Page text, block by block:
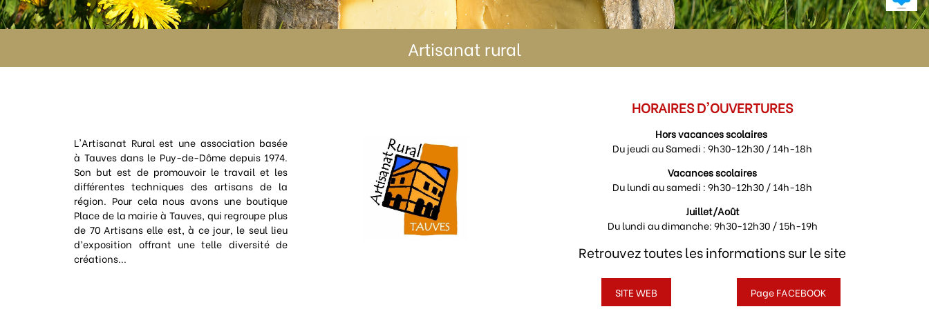
Artisanat rural
L'Artisanat Rural est une association basée
à Tauves dans le Puy-de-Dôme depuis 1974.
Son but est de promouvoir le travail et les
différentes techniques des artisans de la
région. Pour cela nous avons une boutique
Place de la mairie à Tauves, qui regroupe plus
de 70 Artisans elle est, à ce jour, le seul lieu
d’exposition offrant une telle diversité de
créations...
HORAIRES D'OUVERTURES
Hors vacances scolaires
Du jeudi au Samedi : 9h30-12h30 / 14h-18h
Vacances scolaires
Du lundi au samedi :9h30-12h30 / 14h-18h
Juillet/Août
Du lundi au dimanche: 9h30-12h30 / 15h-19h
Retrouvez toutes les informations sur le site
SITE WEB Page FACEBOOK